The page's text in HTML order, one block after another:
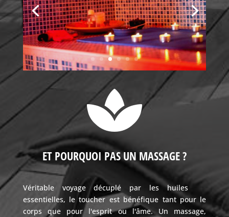

ET POURQUOI PAS UN MASSAGE ?
Véritable voyage décuplé par les huiles
essentielles, le toucher est bénéfique tant pour le
corps que pour l'esprit ou l'âme. Un massage,